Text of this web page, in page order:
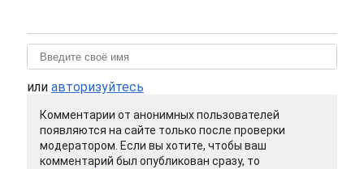
или авторизуйтесь
Комментарии от анонимных пользователей
появляются на сайте только после проверки
модератором. Если вы хотите, чтобы ваш
комментарий был опубликован сразу, то